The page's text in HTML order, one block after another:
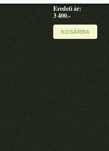
Eredeti ár:
3 400.-
KOSÁRBA